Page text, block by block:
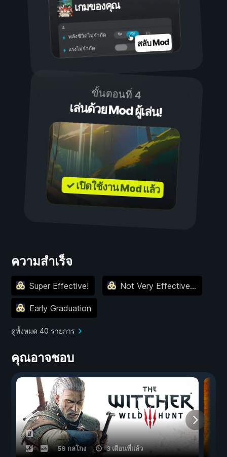
เกมของคุณ
เปิด
ปิด
พลังชีวิตไม่จำกัด
แรงไม่จำกัด สลับ Mod
ขั้นตอนที่ 4
เล่นด้วย Mod ผู้เล่น!
✓ เปิดใช้งาน Mod แล้ว
ความสำเร็จ
Super Effective! Not Very Effective...
Early Graduation
ดูทั้งหมด 40 รายการ
คุณอาจชอบ
59 กลโกง 3 เดือนที่แล้ว